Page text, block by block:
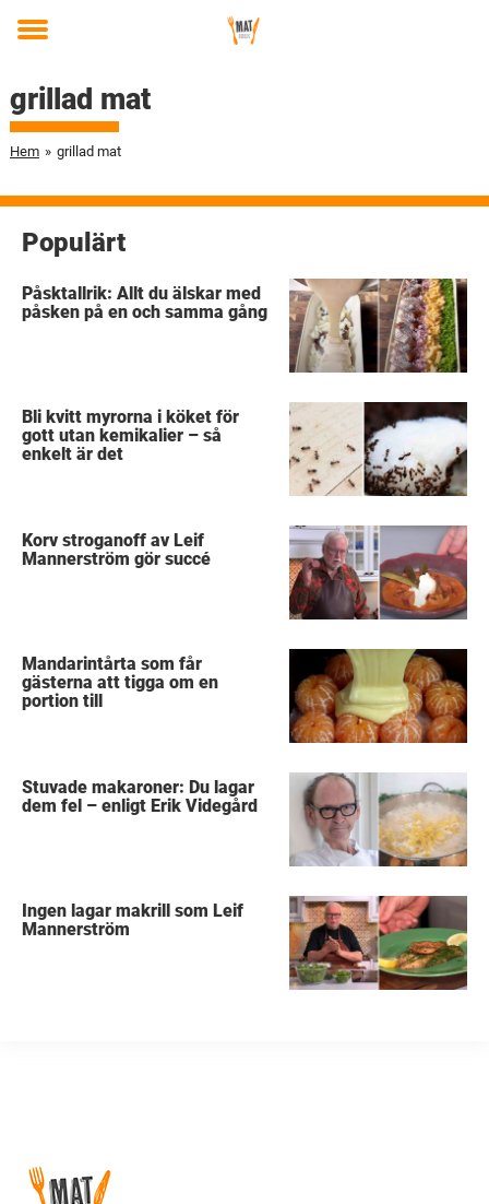
Toggle
grillad mat
Hem » grillad mat
Populärt
Påsktallrik: Allt du älskar med
påsken på en och samma gång
Bli kvitt myrorna i köket för
gott utan kemikalier – så
enkelt är det
Korv stroganoff av Leif
Mannerström gör succé
Mandarintårta som får
gästerna att tigga om en
portion till
Stuvade makaroner: Du lagar
dem fel – enligt Erik Videgård
Ingen lagar makrill som Leif
Mannerström